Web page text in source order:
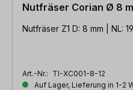
Nutfräser Corian Ø 8
Nutfräser Z1 D: 8 mm | NL:
Art.-Nr.: TI-XC001-8-12
Auf Lager, Lieferung in 1-2